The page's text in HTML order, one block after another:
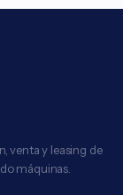
venta y leasing de
máquinas.